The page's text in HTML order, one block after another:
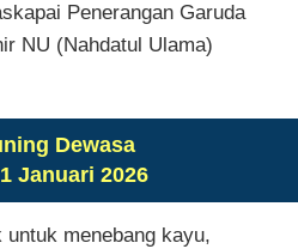
Penerangan Garuda
NU (Nahdatul Ulama)
Dewasa
Januari 2026
untuk menebang kayu,